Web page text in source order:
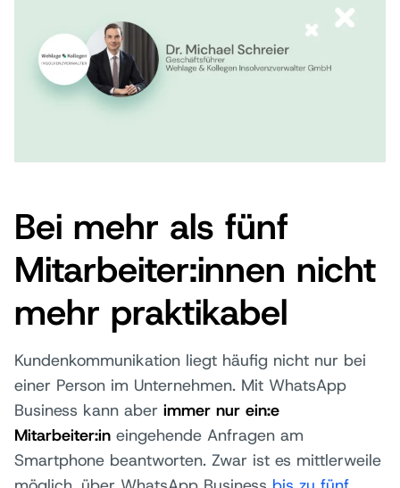
Bei mehr als fünf
Mitarbeiter:innen nicht
mehr praktikabel
Kundenkommunikation liegt häufig nicht nur bei
einer Person im Unternehmen. Mit WhatsApp
Business kann aber immer nur ein:e
Mitarbeiter:in eingehende Anfragen am
Smartphone beantworten. Zwar ist es mittlerweile